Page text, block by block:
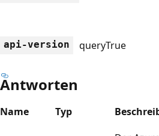
api-version queryTrue
Antworten
Name Typ